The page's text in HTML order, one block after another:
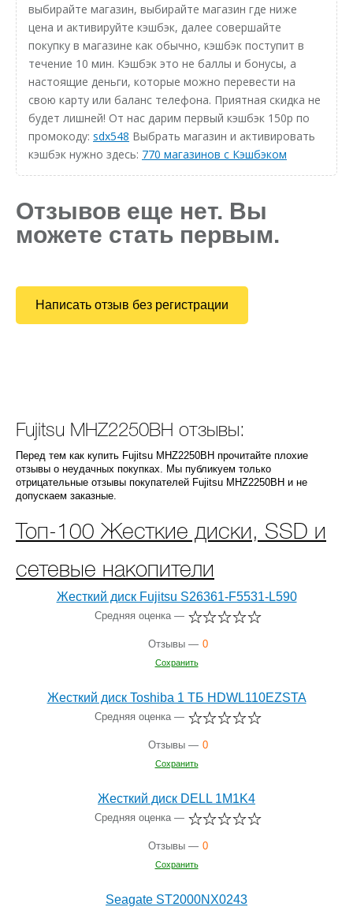
выбирайте магазин, выбирайте магазин где ниже
цена и активируйте кэшбэк, далее совершайте
покупку в магазине как обычно, кэшбэк поступит в
течение 10 мин. Кэшбэк это не баллы и бонусы, а
настоящие деньги, которые можно перевести на
свою карту или баланс телефона. Приятная скидка не
будет лишней! От нас дарим первый кэшбэк 150р по
промокоду: sdx548 Выбрать магазин и активировать
кэшбэк нужно здесь: 770 магазинов с Кэшбэком
Отзывов еще нет. Вы
можете стать первым.
Написать отзыв без регистрации
Fujitsu MHZ2250BH отзывы:
Перед тем как купить Fujitsu MHZ2250BH прочитайте плохие
отзывы о неудачных покупках. Мы публикуем только
отрицательные отзывы покупателей Fujitsu MHZ2250BH и не
допускаем заказные.
Топ-100 Жесткие диски, SSD и
сетевые накопители
Жесткий диск Fujitsu S26361-F5531-L590
Средняя оценка —
Отзывы — 0
Сохранить
Жесткий диск Toshiba 1 ТБ HDWL110EZSTA
Средняя оценка —
Отзывы — 0
Сохранить
Жесткий диск DELL 1M1K4
Средняя оценка —
Отзывы — 0
Сохранить
Seagate ST2000NX0243